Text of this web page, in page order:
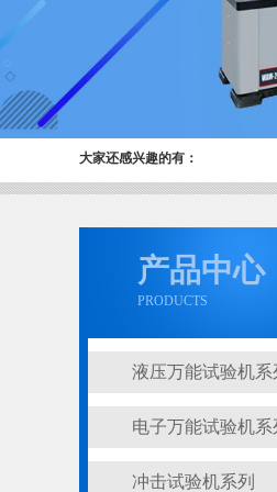
大家还感兴趣的有：
产品中心
PRODUCTS
液压万能试验机系
电子万能试验机系
冲击试验机系列